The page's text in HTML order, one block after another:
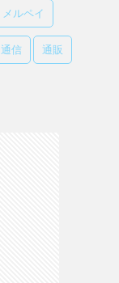
メルペイ
通信 通販